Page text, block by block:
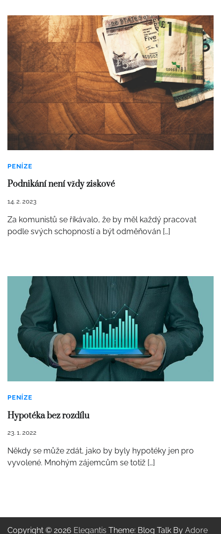
PENÍZE
Podnikání není vždy ziskové
14. 2. 2023
Za komunistů se říkávalo, že by měl každý pracovat
podle svých schopností a být odměňován […]
PENÍZE
Hypotéka bez rozdílu
23. 1. 2022
Někdy se může zdát, jako by byly hypotéky jen pro
vyvolené. Mnohým zájemcům se totiž […]
Copyright © 2026 Elegantis Theme: Blog Talk By Adore